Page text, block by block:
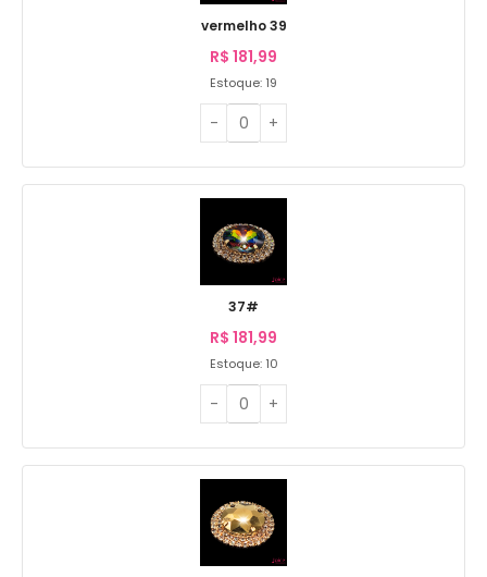
vermelho 39
R$ 181,99
Estoque: 19
37#
R$ 181,99
Estoque: 10